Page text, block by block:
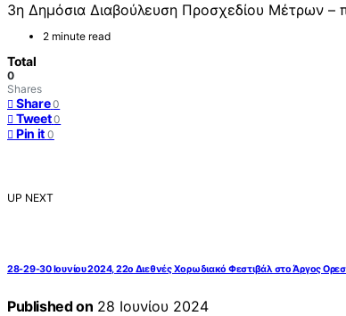
3η Δημόσια Διαβούλευση Προσχεδίου Μέτρων –
2 minute read
Total
0
Shares
Share 0
Tweet 0
Pin it 0
UP NEXT
28-29-30 Ιουνίου 2024, 22o Διεθνές Χορωδιακό Φεστιβάλ στο Άργος
Published on 28 Ιουνίου 2024